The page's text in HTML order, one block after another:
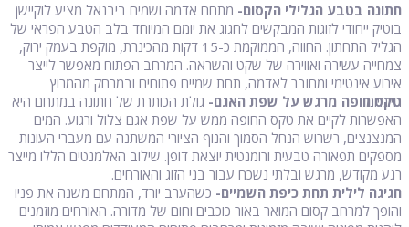
חתונה בטבע הגלילי הקסום- מתחם אדמה ושמים ביבנאל מציע לוקיישן
בוטיק ייחודי לזוגות המבקשים לחגוג את יומם המיוחד בלב הטבע הפראי של
הגליל התחתון. החווה, הממוקמת כ-15 דקות מהכינרת, מוקפת בעמק ירוק,
צמחייה עשירה ואווירה של שקט והשראה. המרחב הפתוח מאפשר לייצר
אירוע אינטימי ומחובר לאדמה, תחת שמיים פתוחים ובמרחק מהמרוץ
היומיומי.
טקס חופה מרגש על שפת האגם- גולת הכותרת של חתונה במתחם היא
האפשרות לקיים את טקס החופה ממש על שפת אגם צלול ורגוע. המים
המנצנצים, רשרוש הנחל הסמוך והנוף הציורי המשתנה עם מעברי העונות
מספקים תפאורה טבעית ורומנטית יוצאת דופן. שילוב האלמנטים הללו מייצר
רגע מקודש, מרגש ובלתי נשכח עבור בני הזוג והאורחים.
חגיגה לילית תחת כיפת השמיים- כשהערב יורד, המתחם משנה את פניו
והופך למרחב קסום המואר באור כוכבים וחום של מדורה. האורחים מוזמנים